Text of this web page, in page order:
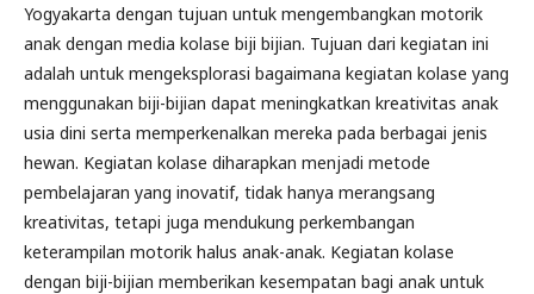
Yogyakarta dengan tujuan untuk mengembangkan motorik
anak dengan media kolase biji bijian. Tujuan dari kegiatan ini
adalah untuk mengeksplorasi bagaimana kegiatan kolase yang
menggunakan biji-bijian dapat meningkatkan kreativitas anak
usia dini serta memperkenalkan mereka pada berbagai jenis
hewan. Kegiatan kolase diharapkan menjadi metode
pembelajaran yang inovatif, tidak hanya merangsang
kreativitas, tetapi juga mendukung perkembangan
keterampilan motorik halus anak-anak. Kegiatan kolase
dengan biji-bijian memberikan kesempatan bagi anak untuk